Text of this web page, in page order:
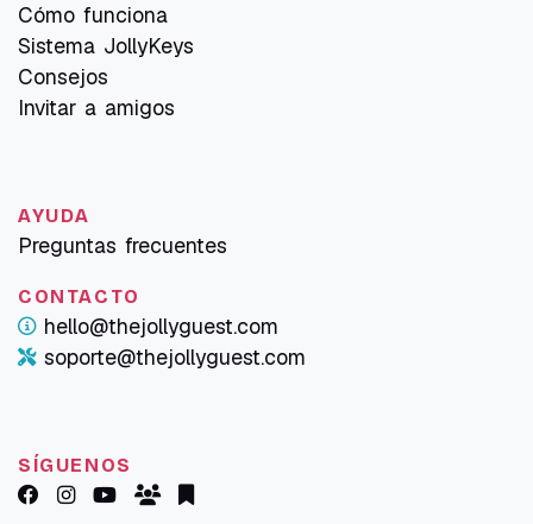
Cómo funciona
Sistema JollyKeys
Consejos
Invitar a amigos
AYUDA
Preguntas frecuentes
CONTACTO
hello@thejollyguest.com
soporte@thejollyguest.com
SÍGUENOS